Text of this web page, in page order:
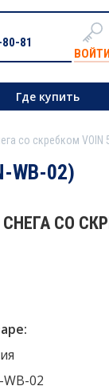
81
ВОЙТИ
Где купить
со скребком VOIN
WB-02)
СО
WB-02